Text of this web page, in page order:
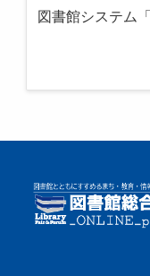
図書館システム